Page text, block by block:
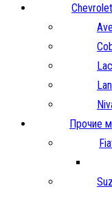
Chevrolet
Прочие